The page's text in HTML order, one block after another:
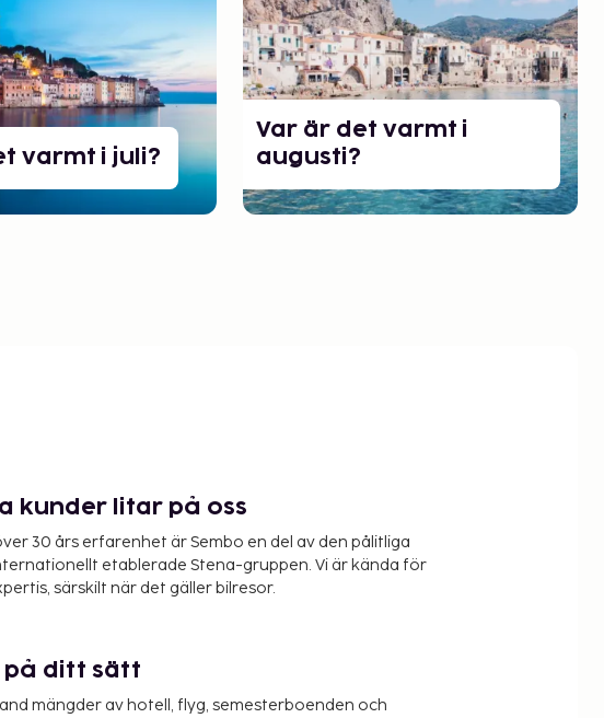
varmt i juli?
Var är det varmt i
augusti?
kunder litar på oss
30 års erfarenhet är Sembo en del av den pålitliga
etablerade Stena-gruppen. Vi är kända för
särskilt när det gäller bilresor.
på ditt sätt
mängder av hotell, flyg, semesterboenden och